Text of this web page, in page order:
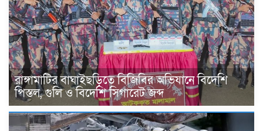
রাঙ্গামাটির বাঘাইছড়িতে বিজিবির অভিযানে বিদেশি
পিস্তল, গুলি ও বিদেশি সিগারেট জব্দ